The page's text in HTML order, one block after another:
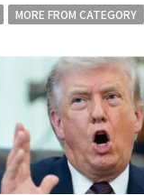
MORE FROM CATEGORY